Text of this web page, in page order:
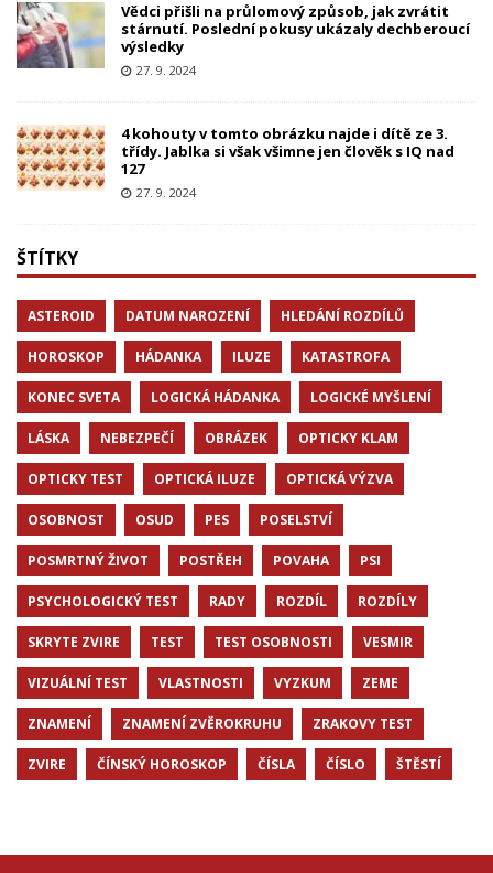
Vědci přišli na průlomový způsob, jak zvrátit
stárnutí. Poslední pokusy ukázaly dechberoucí
výsledky
27. 9. 2024
4 kohouty v tomto obrázku najde i dítě ze 3.
třídy. Jablka si však všimne jen člověk s IQ nad
127
27. 9. 2024
ŠTÍTKY
ASTEROID DATUM NAROZENÍ HLEDÁNÍ ROZDÍLŮ
HOROSKOP HÁDANKA ILUZE KATASTROFA
KONEC SVETA LOGICKÁ HÁDANKA LOGICKÉ MYŠLENÍ
LÁSKA NEBEZPEČÍ OBRÁZEK OPTICKY KLAM
OPTICKY TEST OPTICKÁ ILUZE OPTICKÁ VÝZVA
OSOBNOST OSUD PES POSELSTVÍ
POSMRTNÝ ŽIVOT POSTŘEH POVAHA PSI
PSYCHOLOGICKÝ TEST RADY ROZDÍL ROZDÍLY
SKRYTE ZVIRE TEST TEST OSOBNOSTI VESMIR
VIZUÁLNÍ TEST VLASTNOSTI VYZKUM ZEME
ZNAMENÍ ZNAMENÍ ZVĚROKRUHU ZRAKOVY TEST
ZVIRE ČÍNSKÝ HOROSKOP ČÍSLA ČÍSLO ŠTĚSTÍ